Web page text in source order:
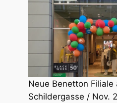
Neue Benetton Filiale
Schildergasse / Nov.